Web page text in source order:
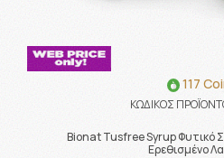
117
ΚΩΔΙΚΟΣ
Bionat Tusfree Syrup Φυτικό
Ερεθισμένο